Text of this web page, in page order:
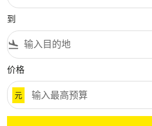
到
flight_land
价格
元